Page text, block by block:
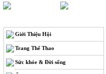
Giới Thiệu Hội
Trang Thể Thao
Sức khỏe & Đời sống